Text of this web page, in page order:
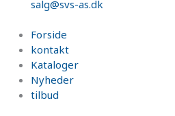
salg@svs-as.dk
Forside
kontakt
Kataloger
Nyheder
tilbud